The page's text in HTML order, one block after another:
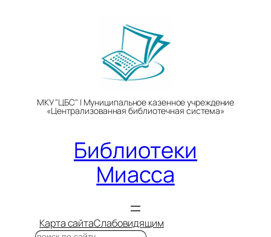
МКУ "ЦБС" | Муниципальное казенное учреждение
«Централизованная библиотечная система»
Библиотеки
Миасса
Карта сайтаСлабовидящим
Поиск